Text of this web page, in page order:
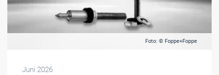
Foto: © Foppe+Foppe
Juni 2026